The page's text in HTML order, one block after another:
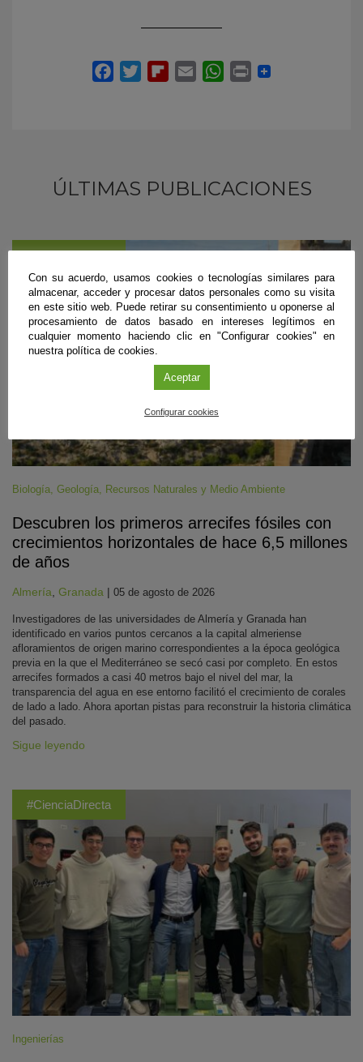
ÚLTIMAS PUBLICACIONES
#CienciaDirecta
Biología Geología Recursos Naturales y Medio Ambiente
Descubren los primeros arrecifes fósiles con
crecimientos horizontales de hace 6,5 millones
de años
Almería Granada | 05 de agosto de 2026
Investigadores de las universidades de Almería y Granada han
identificado en varios puntos cercanos a la capital almeriense
afloramientos de origen marino correspondientes a la época geológica
previa en la que el Mediterráneo se secó casi por completo. En estos
arrecifes formados a casi 40 metros bajo el nivel del mar, la
transparencia del agua en ese entorno facilitó el crecimiento de corales
de lado a lado. Ahora aportan pistas para reconstruir la historia climática
del pasado.
Sigue leyendo
#CienciaDirecta
Ingenierías
Con su acuerdo, usamos cookies o tecnologías similares para
almacenar, acceder y procesar datos personales como su visita
en este sitio web. Puede retirar su consentimiento u oponerse al
procesamiento de datos basado en intereses legítimos en
cualquier momento haciendo clic en "Configurar cookies" en
nuestra política de cookies.
Aceptar
Configurar cookies